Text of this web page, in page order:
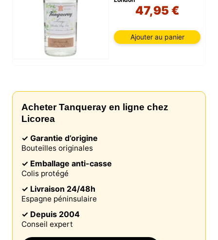
47,95 €
Ajouter au panier
Acheter Tanqueray en ligne chez
Licorea
✓ Garantie d’origine
Bouteilles originales
✓ Emballage anti-casse
Colis protégé
✓ Livraison 24/48h
Espagne péninsulaire
✓ Depuis 2004
Conseil expert